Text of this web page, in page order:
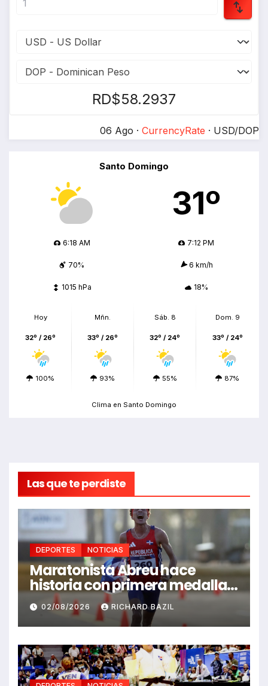
RD$58.2937
06 Ago · CurrencyRate · USD/DOP
Santo Domingo
31º
6:18 AM 7:12 PM
70% 6 km/h
1015 hPa 18%
Hoy
32º / 26º
100%
Mñn.
33º / 26º
93%
Sáb. 8
32º / 24º
55%
Dom. 9
33º / 24º
87%
Clima en Santo Domingo
Las que te perdiste
DEPORTES NOTICIAS
Maratonista Abreu hace
historia con primera medalla
en Juegos Santo Domingo
2026
02/08/2026 RICHARD BAZIL